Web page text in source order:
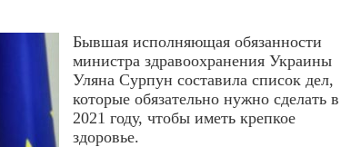
Бывшая исполняющая обязанности
министра здравоохранения Украины
Уляна Сурпун составила список дел,
которые обязательно нужно сделать в
2021 году, чтобы иметь крепкое
здоровье.